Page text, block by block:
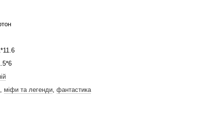
, міфи та легенди, фантастика